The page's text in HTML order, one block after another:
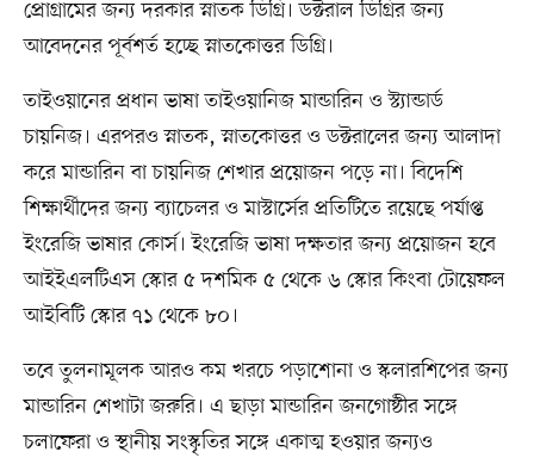
প্রোগ্রামের জন্য দরকার স্নাতক ডিগ্রি। ডক্টরাল ডিগ্রির জন্য
আবেদনের পূর্বশর্ত হচ্ছে স্নাতকোত্তর ডিগ্রি।
তাইওয়ানের প্রধান ভাষা তাইওয়ানিজ মান্ডারিন ও স্ট্যান্ডার্ড
চায়নিজ। এরপরও স্নাতক, স্নাতকোত্তর ও ডক্টরালের জন্য আলাদা
করে মান্ডারিন বা চায়নিজ শেখার প্রয়োজন পড়ে না। বিদেশি
শিক্ষার্থীদের জন্য ব্যাচেলর ও মাস্টার্সের প্রতিটিতে রয়েছে পর্যাপ্ত
ইংরেজি ভাষার কোর্স। ইংরেজি ভাষা দক্ষতার জন্য প্রয়োজন হবে
আইইএলটিএস স্কোর ৫ দশমিক ৫ থেকে ৬ স্কোর কিংবা টোয়েফল
আইবিটি স্কোর ৭১ থেকে ৮০।
তবে তুলনামূলক আরও কম খরচে পড়াশোনা ও স্কলারশিপের জন্য
মান্ডারিন শেখাটা জরুরি। এ ছাড়া মান্ডারিন জনগোষ্ঠীর সঙ্গে
চলাফেরা ও স্থানীয় সংস্কৃতির সঙ্গে একাত্ম হওয়ার জন্যও